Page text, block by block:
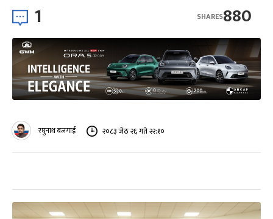
1 880
SHARES
रघुनाथ बजगाईं २०८३ जेठ २६ गते २२:१०